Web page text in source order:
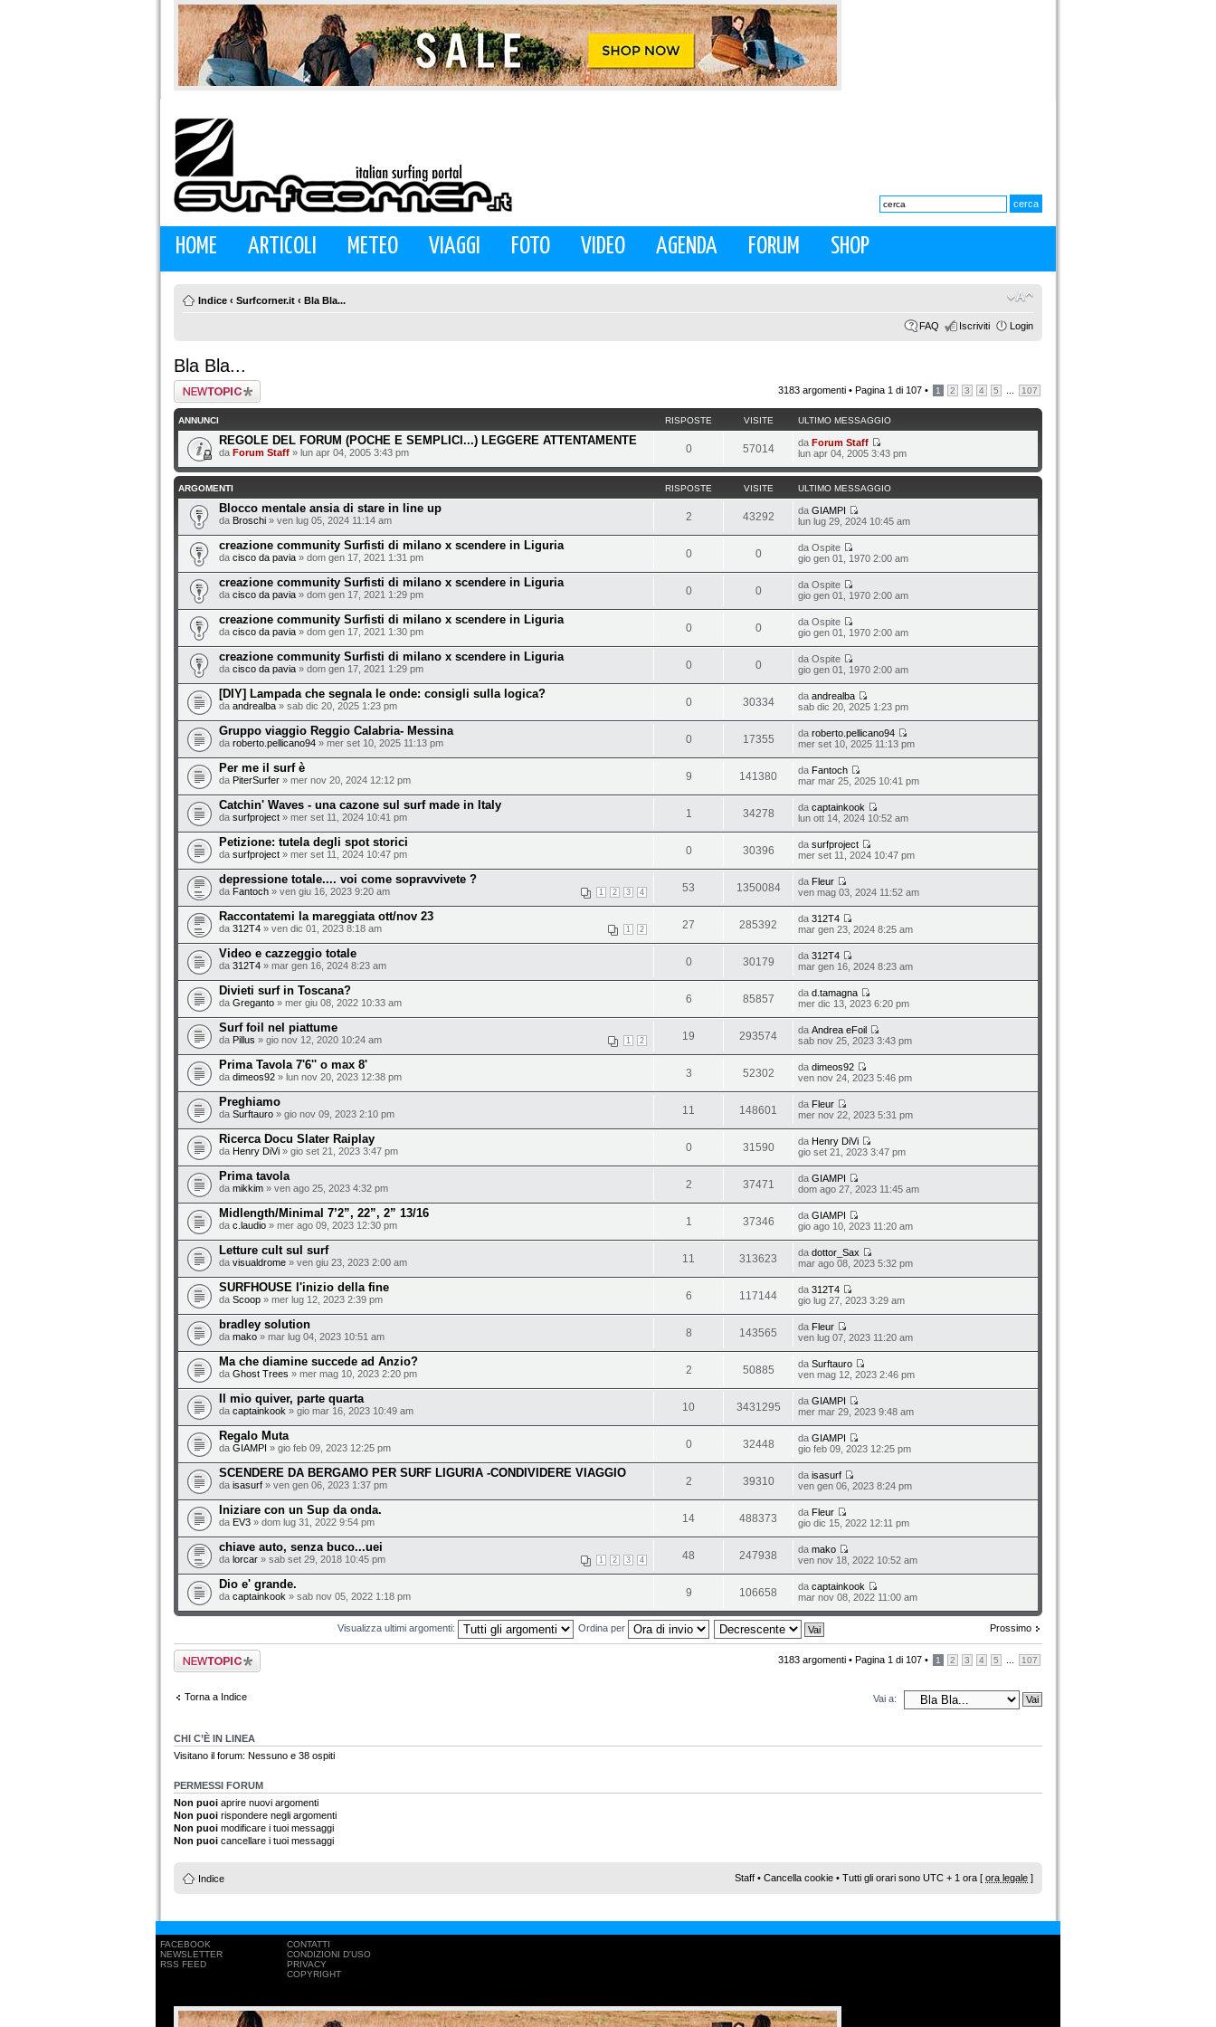
HOME ARTICOLI METEO VIAGGI FOTO VIDEO AGENDA FORUM SHOP
Indice ‹ Surfcorner.it ‹ Bla Bla...
FAQ Iscriviti Login
Bla Bla...
Scrivi un nuovo
argomento
3183 argomenti • Pagina 1 di 107 • 1 2 3 4 5 107
ANNUNCI RISPOSTE VISITE ULTIMO MESSAGGIO
REGOLE DEL FORUM (POCHE E SEMPLICI...) LEGGERE ATTENTAMENTE
da Forum Staff » lun apr 04, 2005 3:43 pm 0 57014 da Forum Staff
lun apr 04, 2005 3:43 pm
ARGOMENTI RISPOSTE VISITE ULTIMO MESSAGGIO
Blocco mentale ansia di stare in line up
da Broschi » ven lug 05, 2024 11:14 am 2 43292 da GIAMPI
lun lug 29, 2024 10:45 am
creazione community Surfisti di milano x scendere in Liguria
da cisco da pavia » dom gen 17, 2021 1:31 pm 0 0
da Ospite
gio gen 01, 1970 2:00 am
creazione community Surfisti di milano x scendere in Liguria
da cisco da pavia » dom gen 17, 2021 1:29 pm 0 0
da Ospite
gio gen 01, 1970 2:00 am
creazione community Surfisti di milano x scendere in Liguria
da cisco da pavia » dom gen 17, 2021 1:30 pm 0 0
da Ospite
gio gen 01, 1970 2:00 am
creazione community Surfisti di milano x scendere in Liguria
da cisco da pavia » dom gen 17, 2021 1:29 pm 0 0
da Ospite
gio gen 01, 1970 2:00 am
[DIY] Lampada che segnala le onde: consigli sulla logica?
da andrealba » sab dic 20, 2025 1:23 pm 0 30334 da andrealba
sab dic 20, 2025 1:23 pm
Gruppo viaggio Reggio Calabria- Messina
da roberto.pellicano94 » mer set 10, 2025 11:13 pm 0 17355 da roberto.pellicano94
mer set 10, 2025 11:13 pm
Per me il surf è
da PiterSurfer » mer nov 20, 2024 12:12 pm 9 141380 da Fantoch
mar mar 25, 2025 10:41 pm
Catchin' Waves - una cazone sul surf made in Italy
da surfproject » mer set 11, 2024 10:41 pm 1 34278 da captainkook
lun ott 14, 2024 10:52 am
Petizione: tutela degli spot storici
da surfproject » mer set 11, 2024 10:47 pm 0 30396 da surfproject
mer set 11, 2024 10:47 pm
depressione totale.... voi come sopravvivete ?
1 2 3 4
da Fantoch » ven giu 16, 2023 9:20 am 53 1350084 da Fleur
ven mag 03, 2024 11:52 am
Raccontatemi la mareggiata ott/nov 23
1 2
da 312T4 » ven dic 01, 2023 8:18 am 27 285392 da 312T4
mar gen 23, 2024 8:25 am
Video e cazzeggio totale
da 312T4 » mar gen 16, 2024 8:23 am 0 30179 da 312T4
mar gen 16, 2024 8:23 am
Divieti surf in Toscana?
da Greganto » mer giu 08, 2022 10:33 am 6 85857 da d.tamagna
mer dic 13, 2023 6:20 pm
Surf foil nel piattume
1 2
da Pillus » gio nov 12, 2020 10:24 am 19 293574 da Andrea eFoil
sab nov 25, 2023 3:43 pm
Prima Tavola 7'6'' o max 8'
da dimeos92 » lun nov 20, 2023 12:38 pm 3 52302 da dimeos92
ven nov 24, 2023 5:46 pm
Preghiamo
da Surftauro » gio nov 09, 2023 2:10 pm 11 148601 da Fleur
mer nov 22, 2023 5:31 pm
Ricerca Docu Slater Raiplay
da Henry DiVi » gio set 21, 2023 3:47 pm 0 31590 da Henry DiVi
gio set 21, 2023 3:47 pm
Prima tavola
da mikkim » ven ago 25, 2023 4:32 pm 2 37471 da GIAMPI
dom ago 27, 2023 11:45 am
Midlength/Minimal 7’2”, 22”, 2” 13/16
da c.laudio » mer ago 09, 2023 12:30 pm 1 37346 da GIAMPI
gio ago 10, 2023 11:20 am
Letture cult sul surf
da visualdrome » ven giu 23, 2023 2:00 am 11 313623 da dottor_Sax
mar ago 08, 2023 5:32 pm
SURFHOUSE l'inizio della fine
da Scoop » mer lug 12, 2023 2:39 pm 6 117144 da 312T4
gio lug 27, 2023 3:29 am
bradley solution
da mako » mar lug 04, 2023 10:51 am 8 143565 da Fleur
ven lug 07, 2023 11:20 am
Ma che diamine succede ad Anzio?
da Ghost Trees » mer mag 10, 2023 2:20 pm 2 50885 da Surftauro
ven mag 12, 2023 2:46 pm
Il mio quiver, parte quarta
da captainkook » gio mar 16, 2023 10:49 am 10 3431295 da GIAMPI
mer mar 29, 2023 9:48 am
Regalo Muta
da GIAMPI » gio feb 09, 2023 12:25 pm 0 32448 da GIAMPI
gio feb 09, 2023 12:25 pm
SCENDERE DA BERGAMO PER SURF LIGURIA -CONDIVIDERE VIAGGIO
da isasurf » ven gen 06, 2023 1:37 pm 2 39310 da isasurf
ven gen 06, 2023 8:24 pm
Iniziare con un Sup da onda.
da EV3 » dom lug 31, 2022 9:54 pm 14 488373 da Fleur
gio dic 15, 2022 12:11 pm
chiave auto, senza buco...uei
1 2 3 4
da lorcar » sab set 29, 2018 10:45 pm 48 247938 da mako
ven nov 18, 2022 10:52 am
Dio e' grande.
da captainkook » sab nov 05, 2022 1:18 pm 9 106658 da captainkook
mar nov 08, 2022 11:00 am
Prossimo
Visualizza ultimi argomenti: Ordina per
Scrivi un nuovo
argomento
3183 argomenti • Pagina 1 di 107 • 1 2 3 4 5 107
Torna a Indice Vai a:
CHI C’È IN LINEA
Visitano il forum: Nessuno e 38 ospiti
PERMESSI FORUM
Non puoi aprire nuovi argomenti
Non puoi rispondere negli argomenti
Non puoi modificare i tuoi messaggi
Non puoi cancellare i tuoi messaggi
Indice Staff • Cancella cookie • Tutti gli orari sono UTC + 1 ora [ ora legale ]
FACEBOOK
NEWSLETTER
RSS FEED
CONTATTI
CONDIZIONI D'USO
PRIVACY
COPYRIGHT